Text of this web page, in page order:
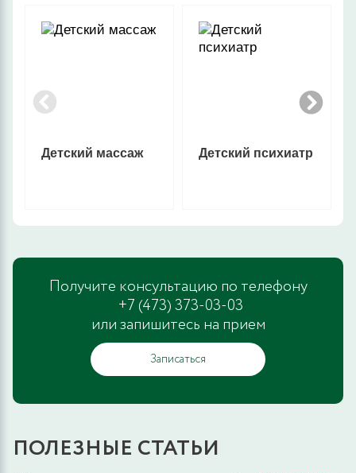
Детский массаж Детский психиатр
Получите консультацию по телефону
+7 (473) 373-03-03
или запишитесь на прием
Записаться
ПОЛЕЗНЫЕ СТАТЬИ